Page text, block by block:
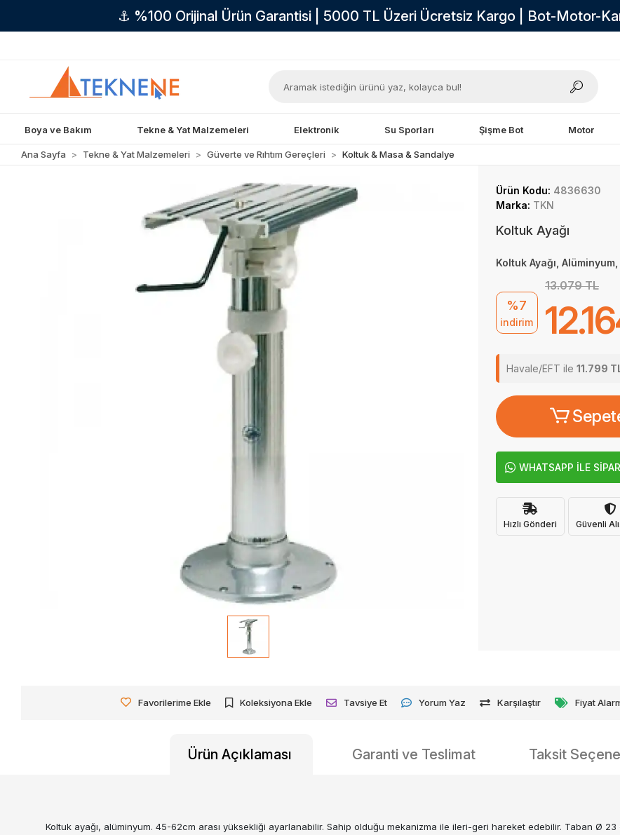
⚓ %100 Orijinal Ürün Garantisi | 5000 TL Üzeri Ücretsiz Kargo | Bot-Motor-
Boya ve Bakım Tekne & Yat Malzemeleri Elektronik Su Sporları Şişme Bot Motor
Ana Sayfa Tekne & Yat Malzemeleri Güverte ve Rıhtım Gereçleri Koltuk & Masa & Sandalye
Ürün Kodu: 4836630
Marka: TKN
Koltuk Ayağı
Koltuk Ayağı,
%7
indirim
13.079 TL
Havale/EFT ile 11.799
WHATSAPP İLE
Hızlı Gönderi Güvenli
Favorilerime Ekle Koleksiyona Ekle Tavsiye Et Yorum Yaz Karşılaştır Fiyat
Ürün Açıklaması Garanti ve Teslimat Taksit
Koltuk ayağı, alüminyum. 45-62cm arası yüksekliği ayarlanabilir. Sahip olduğu mekanizma ile ileri-geri hareket edebilir. Taban Ø 23